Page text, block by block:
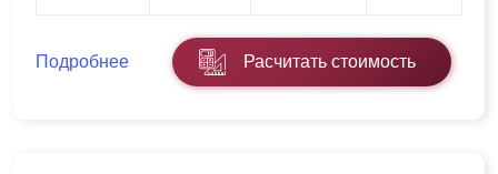
Подробнее Расчитать стоимость